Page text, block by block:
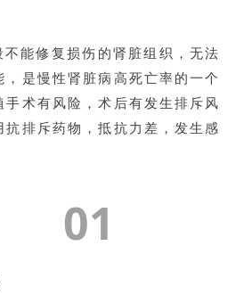
不能修复损伤的肾脏组织，无法
是慢性肾脏病高死亡率的一个
术有风险，术后有发生排斥风
排斥药物，抵抗力差，发生感
01